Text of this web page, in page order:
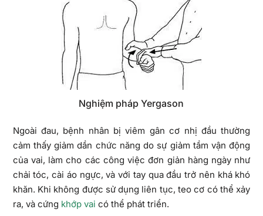
Nghiệm pháp Yergason
Ngoài đau, bệnh nhân bị viêm gân cơ nhị đầu thường
cảm thấy giảm dần chức năng do sự giảm tầm vận động
của vai, làm cho các công việc đơn giản hàng ngày như
chải tóc, cài áo ngực, và với tay qua đầu trở nên khá khó
khăn. Khi không được sử dụng liên tục, teo cơ có thể xảy
ra, và cứng khớp vai có thể phát triển.